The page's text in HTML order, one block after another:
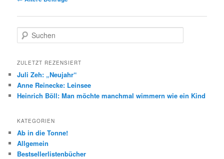
u
h
n
ZULETZT REZENSIERT
Juli Zeh: „Neujahr“
Anne Reinecke: Leinsee
Heinrich Böll: Man möchte manchmal wimmern wie ein Kind
KATEGORIEN
Ab in die Tonne!
Allgemein
Bestsellerlistenbücher